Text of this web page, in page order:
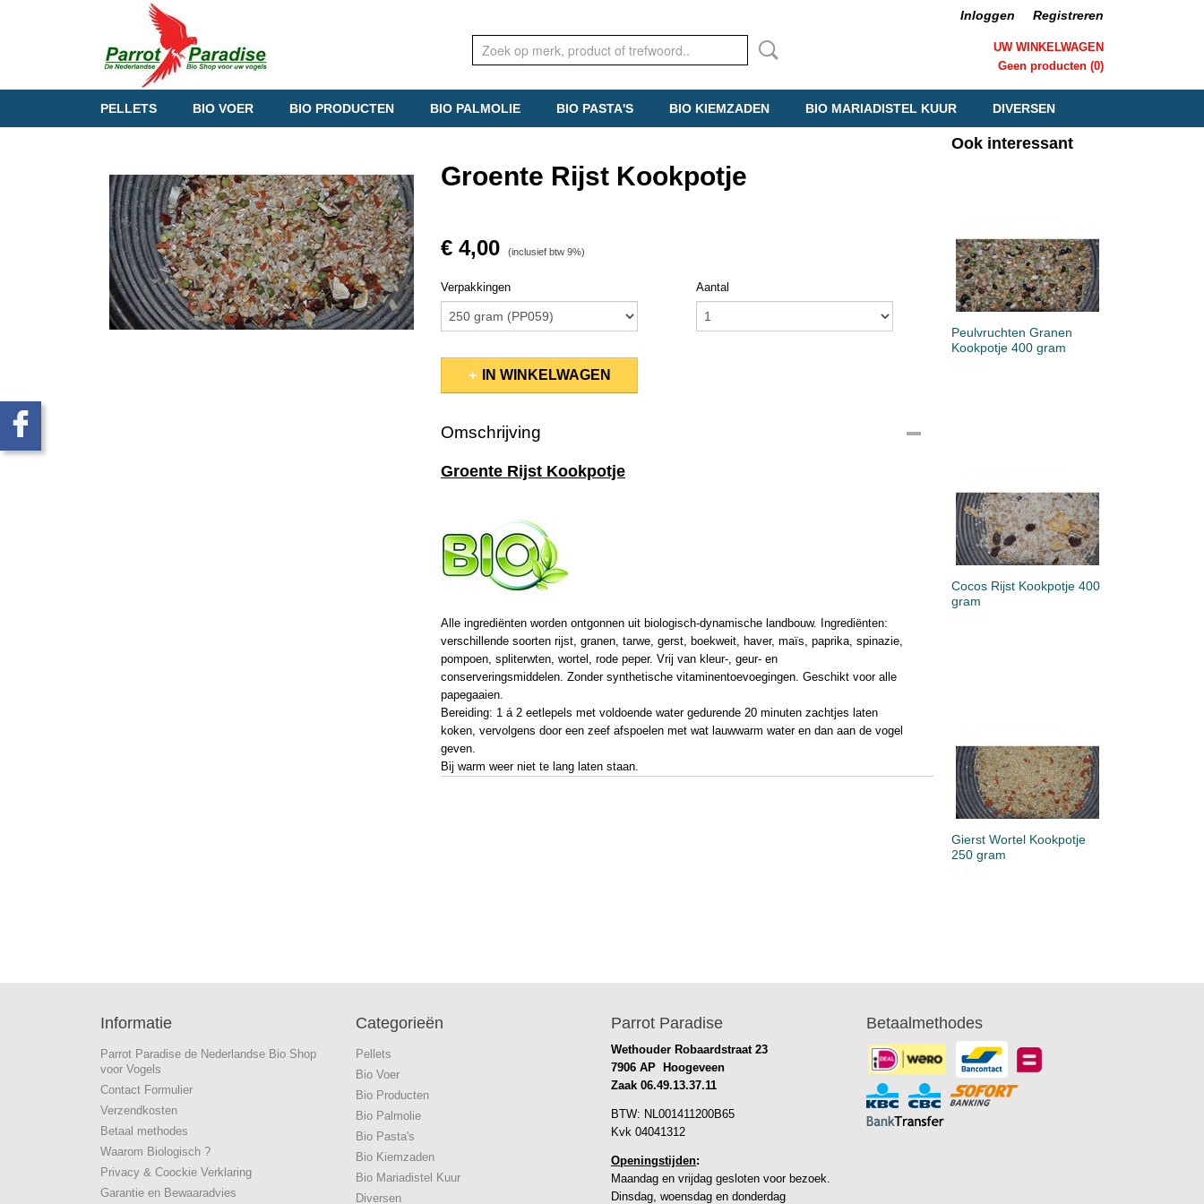
Inloggen Registreren
UW WINKELWAGEN
Geen producten (0)
PELLETS BIO VOER BIO PRODUCTEN BIO PALMOLIE BIO PASTA'S BIO KIEMZADEN BIO MARIADISTEL KUUR DIVERSEN
Groente Rijst Kookpotje
€ 4,00 (inclusief btw 9%)
Verpakkingen Aantal
IN WINKELWAGEN
Omschrijving
Groente Rijst Kookpotje
Alle ingrediënten worden ontgonnen uit biologisch-dynamische landbouw. Ingrediënten:
verschillende soorten rijst, granen, tarwe, gerst, boekweit, haver, maïs, paprika, spinazie,
pompoen, spliterwten, wortel, rode peper. Vrij van kleur-, geur- en
conserveringsmiddelen. Zonder synthetische vitaminentoevoegingen. Geschikt voor alle
papegaaien.
Bereiding: 1 á 2 eetlepels met voldoende water gedurende 20 minuten zachtjes laten
koken, vervolgens door een zeef afspoelen met wat lauwwarm water en dan aan de vogel
geven.
Bij warm weer niet te lang laten staan.
Ook interessant
Peulvruchten Granen
Kookpotje 400 gram
Cocos Rijst Kookpotje 400
gram
Gierst Wortel Kookpotje
250 gram
Informatie
Parrot Paradise de Nederlandse Bio Shop
voor Vogels
Contact Formulier
Verzendkosten
Betaal methodes
Waarom Biologisch ?
Privacy & Coockie Verklaring
Garantie en Bewaaradvies
Categorieën
Pellets
Bio Voer
Bio Producten
Bio Palmolie
Bio Pasta's
Bio Kiemzaden
Bio Mariadistel Kuur
Diversen
Parrot Paradise
Wethouder Robaardstraat 23
7906 AP Hoogeveen
Zaak 06.49.13.37.11
BTW: NL001411200B65
Kvk 04041312
Openingstijden:
Maandag en vrijdag gesloten voor bezoek.
Dinsdag, woensdag en donderdag
Betaalmethodes